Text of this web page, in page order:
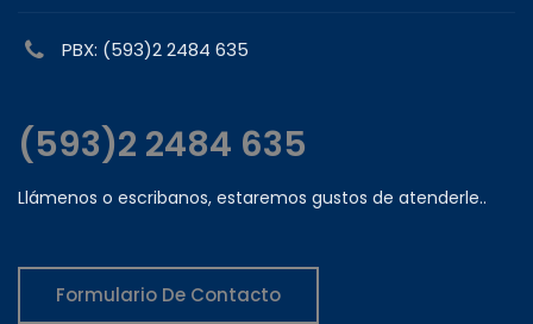
PBX: (593)2 2484 635
(593)2 2484 635
Llámenos o escribanos, estaremos gustos de atenderle..
Formulario De Contacto